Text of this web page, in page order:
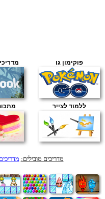
פוקימון גו
ללמוד לצייר
מדריכים מובילים: